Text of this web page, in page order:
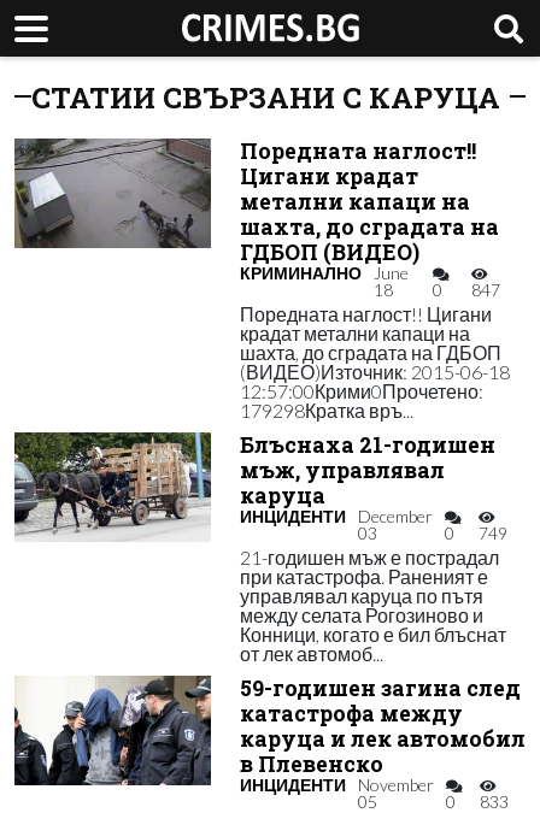
СТАТИИ СВЪРЗАНИ С КАРУЦА
Поредната наглост!!
Цигани крадат
метални капаци на
шахта, до сградата на
ГДБОП (ВИДЕО)
КРИМИНАЛНО
June
18
0 847
Поредната наглост!! Цигани
крадат метални капаци на
шахта, до сградата на ГДБОП
(ВИДЕО)Източник: 2015-06-18
12:57:00Крими0Прочетено:
179298Кратка връ...
Блъснаха 21-годишен
мъж, управлявал
каруца
ИНЦИДЕНТИ
December
03
0 749
21-годишен мъж е пострадал
при катастрофа. Раненият е
управлявал каруца по пътя
между селата Рогозиново и
Конници, когато е бил блъснат
от лек автомоб...
59-годишен загина след
катастрофа между
каруца и лек автомобил
в Плевенско
ИНЦИДЕНТИ
November
05
0 833